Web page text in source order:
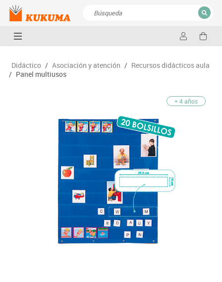
CERRAR
Didáctico / Asociación y atención / Recursos didácticos aula
/ Panel multiusos
+ 4 años